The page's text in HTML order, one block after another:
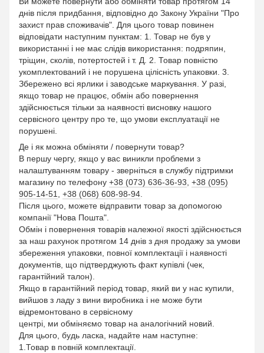
днів після придбання, відповідно до Закону України "Про
захист прав споживачів". Для цього товар повинен
відповідати наступним пунктам: 1. Товар не був у
використанні і не має слідів використання: подряпин,
тріщин, сколів, потертостей і т. Д. 2. Товар повністю
укомплектований і не порушена цілісність упаковки. 3.
Збережено всі ярлики і заводське маркування. У разі,
якщо товар не працює, обмін або повернення
здійснюється тільки за наявності висновку нашого
сервісного центру про те, що умови експлуатації не
порушені.
Де і як можна обміняти / повернути товар?
В першу чергу, якщо у вас виникли проблеми з
налаштуванням товару - зверніться в службу підтримки
магазину по телефону +38 (073) 636-36-93 +38 (095)
905-14-51
+38 (068) 608-98-94
Після цього, можете відправити товар за допомогою
компанії "Нова Пошта".
Обмін і повернення товарів належної якості здійснюється
за наш рахунок протягом 14 днів з дня продажу за умови
збереження упаковки, повної комплектації і наявності
документів, що підтверджують факт купівлі (чек,
гарантійний талон).
Якщо в гарантійний період товар, який ви у нас купили,
вийшов з ладу з вини виробника і не може бути
відремонтовано в сервісному
центрі, ми обміняємо товар на аналогічний новий.
Для цього, будь ласка, надайте нам наступне:
1.Товар в повній комплектації.